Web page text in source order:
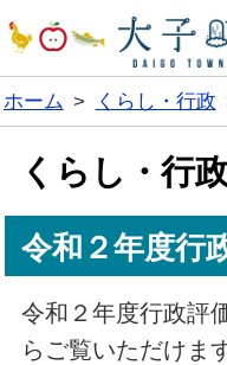
ホーム > くらし・行政
くらし・行
令和２年度行
令和２年度行政評
らご覧いただけま